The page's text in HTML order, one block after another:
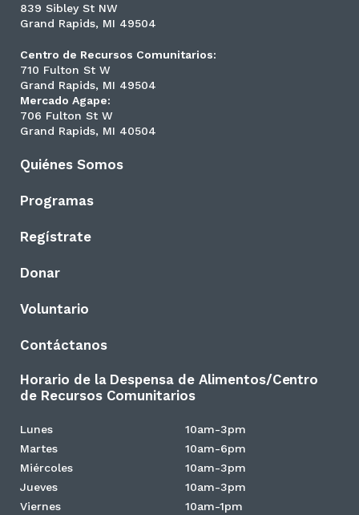
839 Sibley St NW
Grand Rapids, MI 49504
Centro de Recursos Comunitarios:
710 Fulton St W
Grand Rapids, MI 49504
Mercado Agape:
706 Fulton St W
Grand Rapids, MI 40504
Quiénes Somos
Programas
Regístrate
Donar
Voluntario
Contáctanos
Horario de la Despensa de Alimentos/Centro
de Recursos Comunitarios
Lunes
Martes
Miércoles
Jueves
Viernes
10am-3pm
10am-6pm
10am-3pm
10am-3pm
10am-1pm